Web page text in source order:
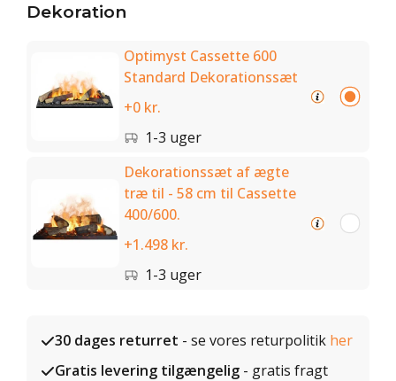
Dekoration
Optimyst Cassette 600
Standard Dekorationssæt
+0 kr.
1-3 uger
Dekorationssæt af ægte
træ til - 58 cm til Cassette
400/600.
+1.498 kr.
1-3 uger
30 dages returret - se vores returpolitik her
Gratis levering tilgængelig - gratis fragt